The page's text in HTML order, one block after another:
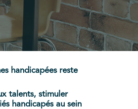
handicapées reste
talents, stimuler
handicapés au sein